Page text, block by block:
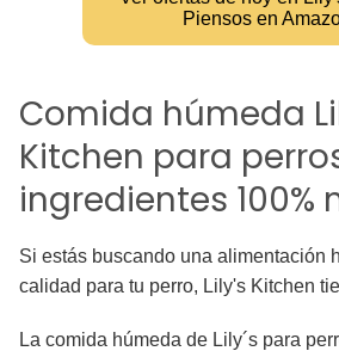
Piensos en
Comida húmeda
Kitchen para
ingredientes 100%
Si estás buscando una alimentación
calidad para tu perro, Lily's Kitchen
La comida húmeda de Lily´s para